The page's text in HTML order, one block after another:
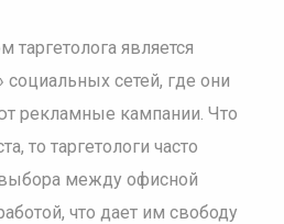
таргетолога является
сетей, где они
рекламные кампании. Что
то таргетологи часто
между офисной
что дает им свободу